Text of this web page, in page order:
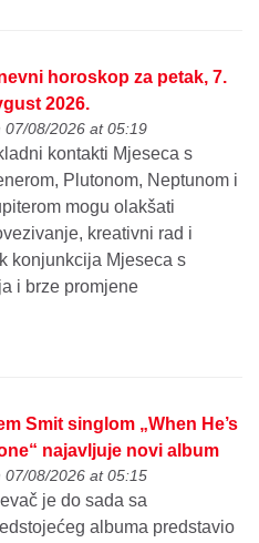
horoskop za petak, 7.
2026.
07/08/2026 at 05:19
kontakti Mjeseca s
Plutonom, Neptunom i
mogu olakšati
kreativni rad i
konjunkcija Mjeseca s
i brze promjene
Smit singlom „When He’s
najavljuje novi album
07/08/2026 at 05:15
je do sada sa
albuma predstavio